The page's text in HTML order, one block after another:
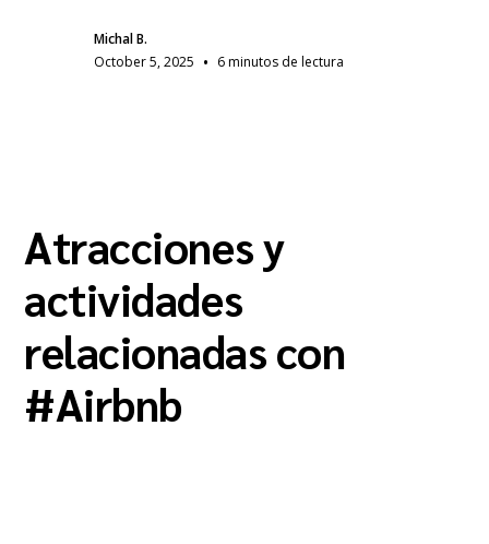
Michal B.
October 5, 2025 • 6 minutos de lectura
Atracciones y
actividades
relacionadas con
#Airbnb